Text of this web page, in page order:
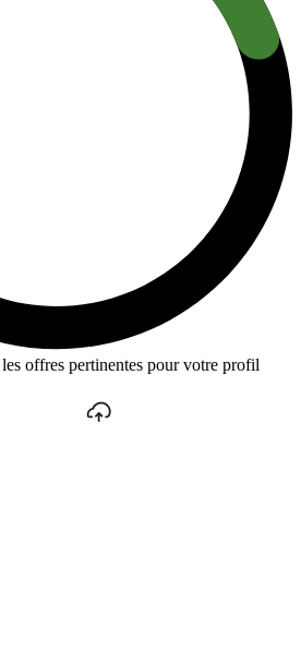
offres pertinentes pour votre profil